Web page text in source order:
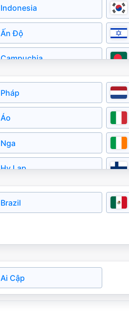
Indonesia
Ấn Độ
Campuchia
Kazakhstan
Pháp
Áo
Nga
Hy Lạp
Cộng Hóa Séc
Serbia
Brazil
Ai Cập